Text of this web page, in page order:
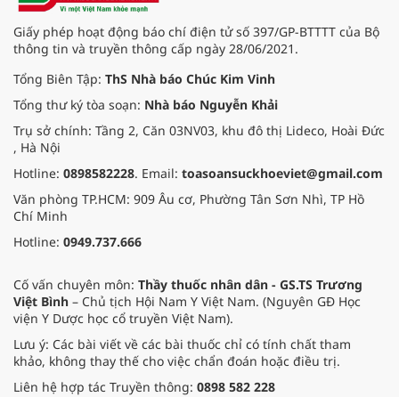
Giấy phép hoạt động báo chí điện tử số 397/GP-BTTTT của Bộ
thông tin và truyền thông cấp ngày 28/06/2021.
Tổng Biên Tập: ThS Nhà báo Chúc Kim Vinh
Tổng thư ký tòa soạn: Nhà báo Nguyễn Khải
Trụ sở chính: Tầng 2, Căn 03NV03, khu đô thị Lideco, Hoài Đức
, Hà Nội
Hotline: 0898582228. Email: toasoansuckhoeviet@gmail.com
Văn phòng TP.HCM: 909 Âu cơ, Phường Tân Sơn Nhì, TP Hồ
Chí Minh
Hotline: 0949.737.666
Cố vấn chuyên môn: Thầy thuốc nhân dân - GS.TS Trương
Việt Bình – Chủ tịch Hội Nam Y Việt Nam. (Nguyên GĐ Học
viện Y Dược học cổ truyền Việt Nam).
Lưu ý: Các bài viết về các bài thuốc chỉ có tính chất tham
khảo, không thay thế cho việc chẩn đoán hoặc điều trị.
Liên hệ hợp tác Truyền thông: 0898 582 228